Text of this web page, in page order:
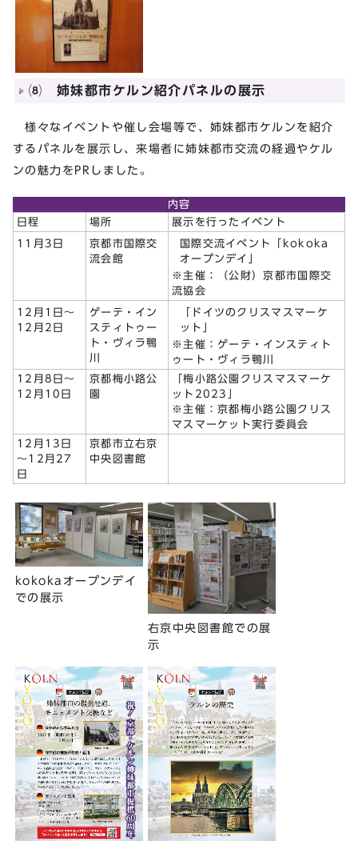
⑻ 姉妹都市ケルン紹介パネルの展示
様々なイベントや催し会場等で、姉妹都市ケルンを紹介
するパネルを展示し、来場者に姉妹都市交流の経過やケル
ンの魅力をPRしました。
内容
日程
場所 展示を行ったイベント
11月3日
京都市国際交
流会館
国際交流イベント「kokoka
オープンデイ」
※主催：（公財）京都市国際交
流協会
12月1日～
12月2日
ゲーテ・イン
スティトゥー
ト・ヴィラ鴨
川
「ドイツのクリスマスマーケ
ット」
※主催：ゲーテ・インスティト
ゥート・ヴィラ鴨川
12月8日～
12月10日
京都梅小路公
園
「梅小路公園クリスマスマーケ
ット2023」
※主催：京都梅小路公園クリス
マスマーケット実行委員会
12月13日
～12月27
日
京都市立右京
中央図書館
kokokaオープンデイ
での展示
右京中央図書館での展
示